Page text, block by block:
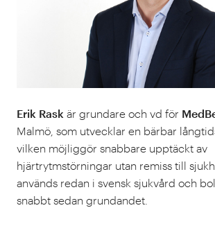
Erik Rask är grundare och vd för
Malmö, som utvecklar en bärbar
vilken möjliggör snabbare upptäckt av
hjärtrytmstörningar utan remiss till
används redan i svensk sjukvård och
snabbt sedan grundandet.